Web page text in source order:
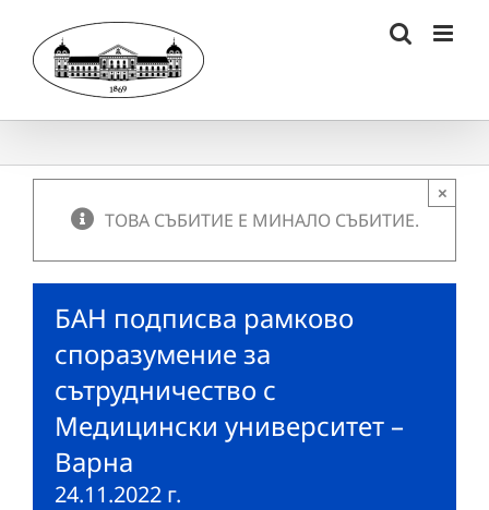
content
ТОВА СЪБИТИЕ Е МИНАЛО СЪБИТИЕ.
×
БАН подписва рамково
споразумение за
сътрудничество с
Медицински университет –
Варна
24.11.2022 г.